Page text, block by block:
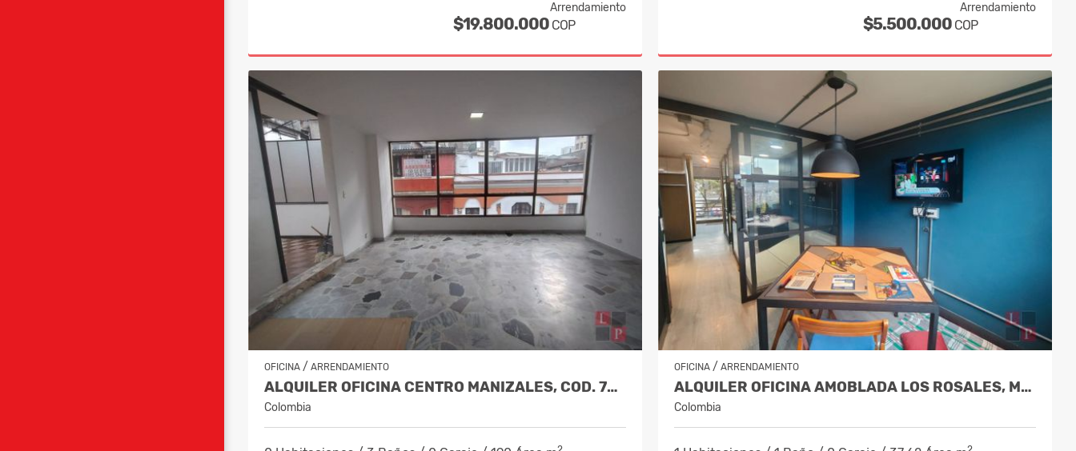
Arrendamiento
$19.800.000 COP
Arrendamiento
$5.500.000 COP
OFICINA / ARRENDAMIENTO
ALQUILER OFICINA CENTRO MANIZALES, COD. 7632681
Colombia
OFICINA / ARRENDAMIENTO
ALQUILER OFICINA AMOBLADA LOS ROSALES, MANIZALES, COD 10003592
Colombia